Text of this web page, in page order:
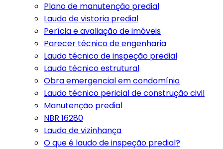
Plano de manutenção predial
Laudo de vistoria predial
Perícia e avaliação de imóveis
Parecer técnico de engenharia
Laudo técnico de inspeção predial
Laudo técnico estrutural
Obra emergencial em condomínio
Laudo técnico pericial de construção civil
Manutenção predial
NBR 16280
Laudo de vizinhança
O que é laudo de inspeção predial?